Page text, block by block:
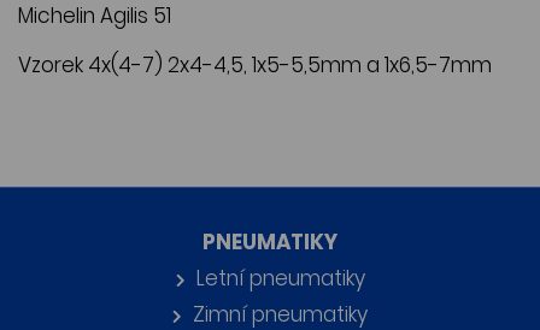
Michelin Agilis 51
Vzorek 4x(4-7) 2x4-4,5, 1x5-5,5mm a 1x6,5-7mm
PNEUMATIKY
Letní pneumatiky
Zimní pneumatiky